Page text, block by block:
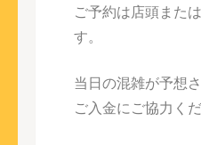
ご予約は店頭また
す。
当日の混雑が予想
ご入金にご協力く